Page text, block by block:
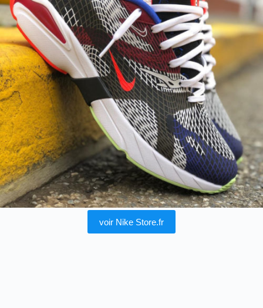
voir Nike Store.fr